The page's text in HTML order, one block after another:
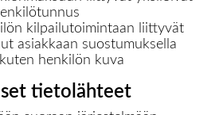
kilpailutoimintaan liittyvät
asiakkaan suostumuksella
henkilön kuva
tietolähteet